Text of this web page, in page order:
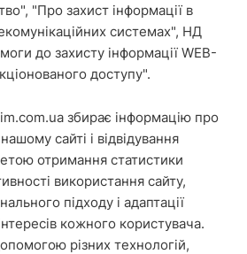
"Про захист інформації в
системах", НД
до захисту інформації WEB-
доступу".
збирає інформацію про
сайті і відвідування
отримання статистики
використання сайту,
підходу і адаптації
кожного користувача.
різних технологій,